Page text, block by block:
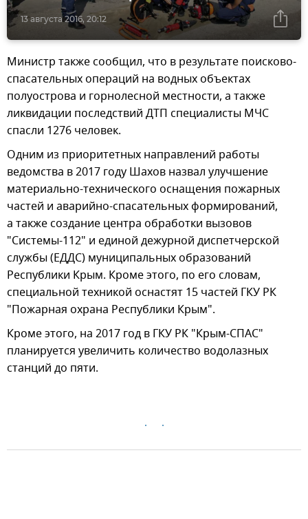
13 августа 2016, 20:12
Министр также сообщил, что в результате поисково-
спасательных операций на водных объектах
полуострова и горнолесной местности, а также
ликвидации последствий ДТП специалисты МЧС
спасли 1276 человек.
Одним из приоритетных направлений работы
ведомства в 2017 году Шахов назвал улучшение
материально-технического оснащения пожарных
частей и аварийно-спасательных формирований,
а также создание центра обработки вызовов
"Системы-112" и единой дежурной диспетчерской
службы (ЕДДС) муниципальных образований
Республики Крым. Кроме этого, по его словам,
специальной техникой оснастят 15 частей ГКУ РК
"Пожарная охрана Республики Крым".
Кроме этого, на 2017 год в ГКУ РК "Крым-СПАС"
планируется увеличить количество водолазных
станций до пяти.